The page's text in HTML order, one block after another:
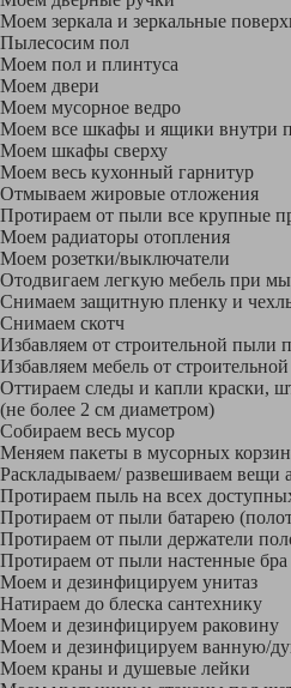
Моем зеркала и зеркальные
Пылесосим пол
Моем пол и плинтуса
Моем двери
Моем мусорное ведро
Моем все шкафы и ящики внутри
Моем шкафы сверху
Моем весь кухонный гарнитур
Отмываем жировые отложения
Протираем от пыли все крупные
Моем радиаторы отопления
Моем розетки/выключатели
Отодвигаем легкую мебель при
Снимаем защитную пленку и
Снимаем скотч
Избавляем от строительной пыли
Избавляем мебель от
Оттираем следы и капли краски,
(не более 2 см диаметром)
Собираем весь мусор
Меняем пакеты в мусорных
Раскладываем/ развешиваем вещи
Протираем пыль на всех
Протираем от пыли батарею
Протираем от пыли держатели
Протираем от пыли настенные бра
Моем и дезинфицируем унитаз
Натираем до блеска сантехнику
Моем и дезинфицируем раковину
Моем и дезинфицируем ванную/
Моем краны и душевые лейки